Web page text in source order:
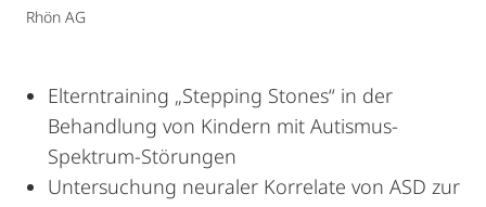
Rhön AG
Elterntraining „Stepping Stones“ in der
Behandlung von Kindern mit Autismus-
Spektrum-Störungen
Untersuchung neuraler Korrelate von ASD zur